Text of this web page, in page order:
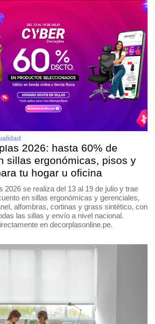
2026: hasta 60% de
sillas ergonómicas, pisos y
tu hogar u oficina
2026 se realiza del 13 al 19 de julio y trae
en sillas ergonómicas y gerenciales,
alfombras, cortinas y grass sintético, con
las sillas y envío a nivel nacional.
en decorplasonline.pe.